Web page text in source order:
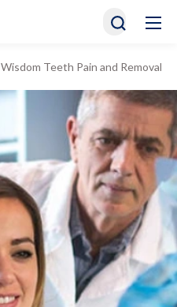
Wisdom Teeth Pain and Removal